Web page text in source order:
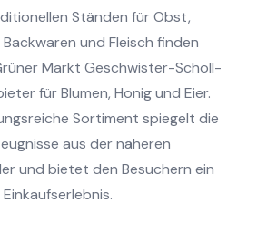
Ständen für Obst,
Backwaren und Fleisch finden
Markt Geschwister-Scholl-
für Blumen, Honig und Eier.
Sortiment spiegelt die
aus der näheren
und bietet den Besuchern ein